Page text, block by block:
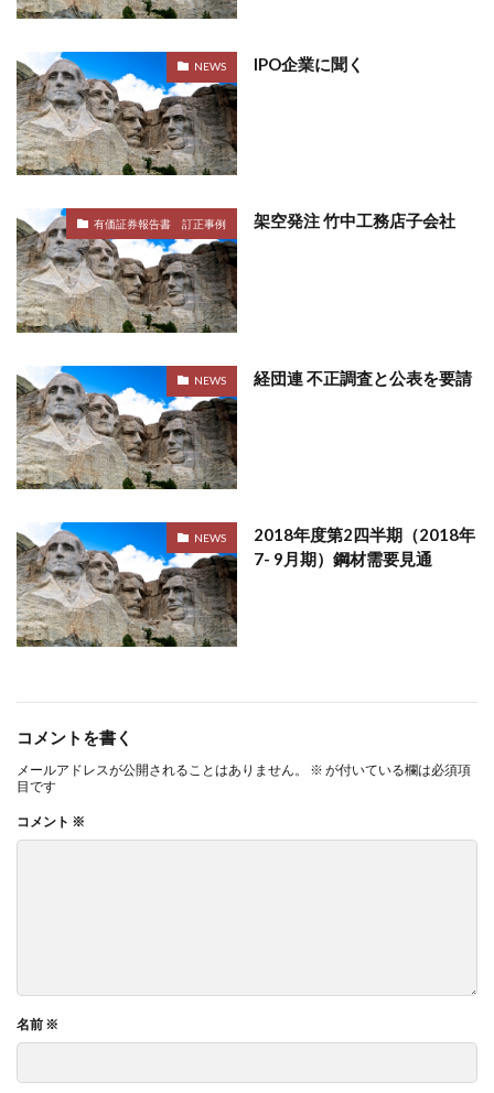
NEWS IPO企業に聞く
有価証券報告書 訂正事例 架空発注 竹中工務店子会社
NEWS 経団連 不正調査と公表を要請
NEWS
2018年度第2四半期（2018年
7- 9月期）鋼材需要見通
コメントを書く
メールアドレスが公開されることはありません。 ※ が付いている欄は必須項
目です
コメント ※
名前 ※